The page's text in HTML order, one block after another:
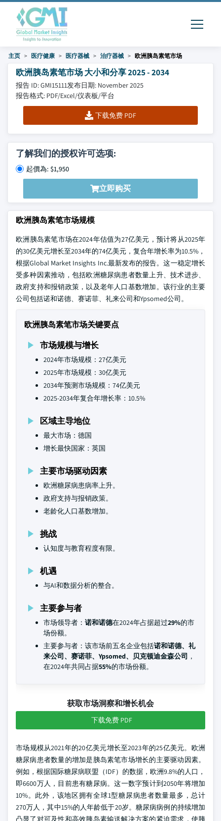
主页 医疗健康 医疗器械 治疗器械 欧洲胰岛素笔市场
欧洲胰岛素笔市场 大小和分享 2025 - 2034
报告 ID: GMI15111发布日期: November 2025
报告格式: PDF/Excel/仪表板/平台
下载免费 PDF
了解我们的授权许可选项:
起價為: $1,950
立即购买
欧洲胰岛素笔市场规模
欧洲胰岛素笔市场在2024年估值为27亿美元，预计将从2025年
的30亿美元增长至2034年的74亿美元，复合年增长率为10.5%，
根据Global Market Insights Inc.最新发布的报告。这一稳定增长
受多种因素推动，包括欧洲糖尿病患者数量上升、技术进步、
政府支持和报销政策，以及老年人口基数增加。该行业的主要
公司包括诺和诺德、赛诺菲、礼来公司和Ypsomed公司。
欧洲胰岛素笔市场关键要点
市场规模与增长
2024年市场规模：27亿美元
2025年市场规模：30亿美元
2034年预测市场规模：74亿美元
2025-2034年复合年增长率：10.5%
区域主导地位
最大市场：德国
增长最快国家：英国
主要市场驱动因素
欧洲糖尿病患病率上升。
政府支持与报销政策。
老龄化人口基数增加。
挑战
认知度与教育程度有限。
机遇
与AI和数据分析的整合。
主要参与者
市场领导者： 诺和诺德在2024年占据超过29%的市
场份额。
主要参与者：该市场前五名企业包括诺和诺德、礼
来公司、赛诺菲、Ypsomed、贝克顿迪金森公司 ，
在2024年共同占据55%的市场份额。
获取市场洞察和增长机会
下载免费 PDF
市场规模从2021年的20亿美元增长至2023年的25亿美元。欧洲
糖尿病患者数量的增加是胰岛素笔市场增长的主要驱动因素。
例如，根据国际糖尿病联盟（IDF）的数据，欧洲9.8%的人口，
即6600万人，目前患有糖尿病。这一数字预计到2050年将增加
10%。此外，该地区拥有全球1型糖尿病患者数量最多，总计
270万人，其中15%的人年龄低于20岁。糖尿病病例的持续增加
凸显了对可及性和高效胰岛素输送解决方案的紧迫需求，使胰